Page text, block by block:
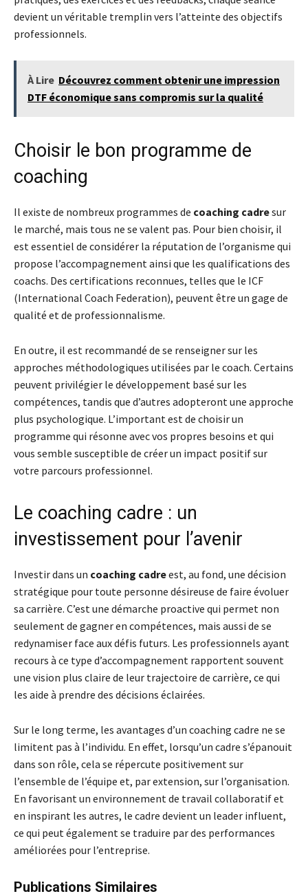
devient un véritable tremplin vers l’atteinte des objectifs
professionnels.
À Lire Découvrez comment obtenir une impression
DTF économique sans compromis sur la qualité
Choisir le bon programme de
coaching
Il existe de nombreux programmes de coaching cadresur
le marché, mais tous ne se valent pas. Pour bien choisir, il
est essentiel de considérer la réputation de l’organisme qui
propose l’accompagnement ainsi que les qualifications des
coachs. Des certifications reconnues, telles que le ICF
(International Coach Federation), peuvent être un gage de
qualité et de professionnalisme.
En outre, il est recommandé de se renseigner sur les
approches méthodologiques utilisées par le coach. Certains
peuvent privilégier le développement basé sur les
compétences, tandis que d’autres adopteront une approche
plus psychologique. L’important est de choisir un
programme qui résonne avec vos propres besoins et qui
vous semble susceptible de créer un impact positif sur
votre parcours professionnel.
Le coaching cadre : un
investissement pour l’avenir
Investir dans un coaching cadreest, au fond, une décision
stratégique pour toute personne désireuse de faire évoluer
sa carrière. C’est une démarche proactive qui permet non
seulement de gagner en compétences, mais aussi de se
redynamiser face aux défis futurs. Les professionnels ayant
recours à ce type d’accompagnement rapportent souvent
une vision plus claire de leur trajectoire de carrière, ce qui
les aide à prendre des décisions éclairées.
Sur le long terme, les avantages d’un coaching cadre ne se
limitent pas à l’individu. En effet, lorsqu’un cadre s’épanouit
dans son rôle, cela se répercute positivement sur
l’ensemble de l’équipe et, par extension, sur l’organisation.
En favorisant un environnement de travail collaboratif et
en inspirant les autres, le cadre devient un leader influent,
ce qui peut également se traduire par des performances
améliorées pour l’entreprise.
Publications Similaires